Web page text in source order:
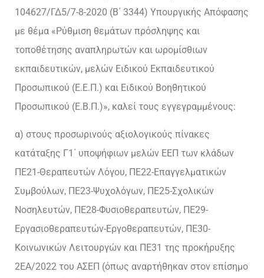
104627/ΓΔ5/7-8-2020 (Β΄ 3344) Υπουργικής Απόφασης
με θέμα «Ρύθμιση θεμάτων πρόσληψης και
τοποθέτησης αναπληρωτών και ωρομίσθιων
εκπαιδευτικών, μελών Ειδικού Εκπαιδευτικού
Προσωπικού (Ε.Ε.Π.) και Ειδικού Βοηθητικού
Προσωπικού (Ε.Β.Π.)», καλεί τους εγγεγραμμένους:
α) στους προσωρινούς αξιολογικούς πίνακες
κατάταξης Γ1΄ υποψήφιων μελών ΕΕΠ των κλάδων
ΠΕ21-Θεραπευτών Λόγου, ΠΕ22-Επαγγελματικών
Συμβούλων, ΠΕ23-Ψυχολόγων, ΠΕ25-Σχολικών
Νοσηλευτών, ΠΕ28-Φυσιοθεραπευτών, ΠΕ29-
Εργασιοθεραπευτών-Εργοθεραπευτών, ΠΕ30-
Κοινωνικών Λειτουργών και ΠΕ31 της προκήρυξης
2ΕΑ/2022 του ΑΣΕΠ (όπως αναρτήθηκαν στον επίσημο